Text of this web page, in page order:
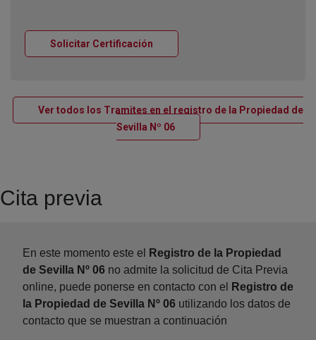
Solicitar Certificación
Ver todos los Tramites en el registro de la Propiedad de
Sevilla Nº 06Ventana nueva
Cita previa
En este momento este el
Registro de la Propiedad
de Sevilla Nº 06 no admite la solicitud de Cita Previa
online, puede ponerse en contacto con el
Registro de
la Propiedad de Sevilla Nº 06 utilizando los datos de
contacto que se muestran a continuación